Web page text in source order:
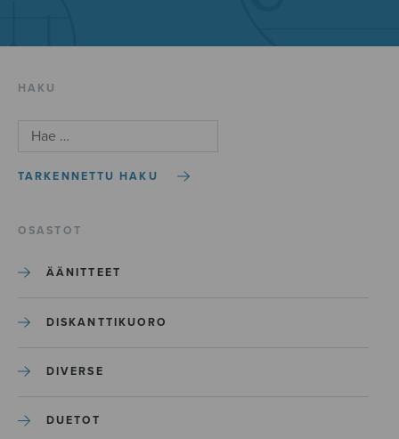
HAKU
TARKENNETTU HAKU
OSASTOT
ÄÄNITTEET
DISKANTTIKUORO
DIVERSE
DUETOT